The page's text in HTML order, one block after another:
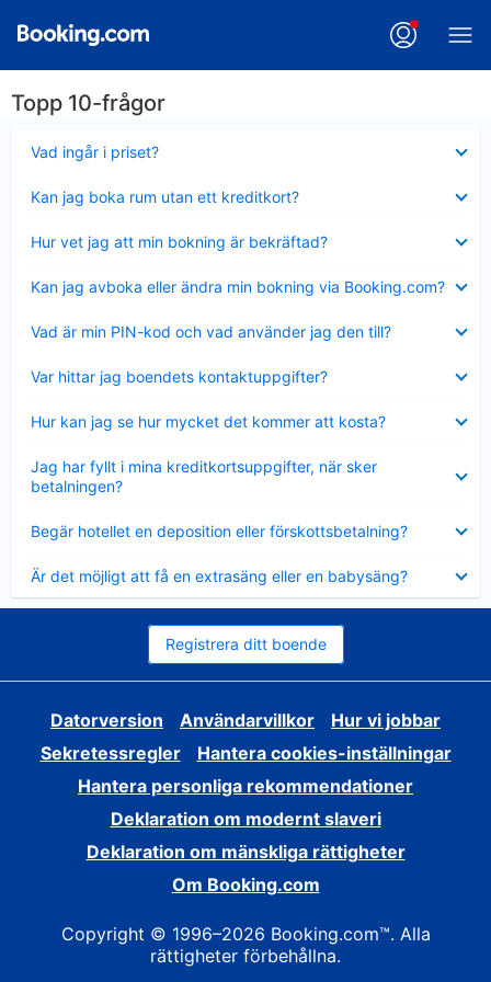
Topp 10-frågor
Vad ingår i priset?
mindre
Kan jag boka rum utan ett kreditkort?
mindre
Hur vet jag att min bokning är bekräftad?
mindre
Kan jag avboka eller ändra min bokning via Booking.com?
mindre
Vad är min PIN-kod och vad använder jag den till?
mindre
Var hittar jag boendets kontaktuppgifter?
mindre
Hur kan jag se hur mycket det kommer att kosta?
mindre
Jag har fyllt i mina kreditkortsuppgifter, när sker
betalningen?
mindre
Begär hotellet en deposition eller förskottsbetalning?
mindre
Är det möjligt att få en extrasäng eller en babysäng?
mindre
Registrera ditt boende
Datorversion Användarvillkor
Hur vi jobbar
Sekretessregler
Hantera cookies-inställningar
Hantera personliga rekommendationer
Deklaration om modernt slaveri
Deklaration om mänskliga rättigheter
Om Booking.com
Copyright © 1996–2026 Booking.com™. Alla
rättigheter förbehållna.